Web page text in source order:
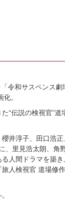
令和サスペンス
。
“伝説の検視官”
井淳子、田口浩
、里見浩太朗、角
人間ドラマを築
人検視官 道場修